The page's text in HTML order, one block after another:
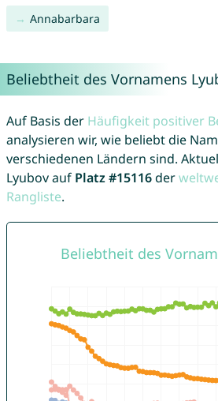
Annabarbara
Beliebtheit des Vornamens
Auf Basis der Häufigkeit positiver
analysieren wir, wie beliebt die
verschiedenen Ländern sind.
Lyubov auf Platz #15116der
Rangliste.